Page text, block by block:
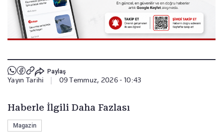
Paylaş
Yayın Tarihi 09 Temmuz, 2026 - 10:43
Haberle İlgili Daha Fazlası
Magazin